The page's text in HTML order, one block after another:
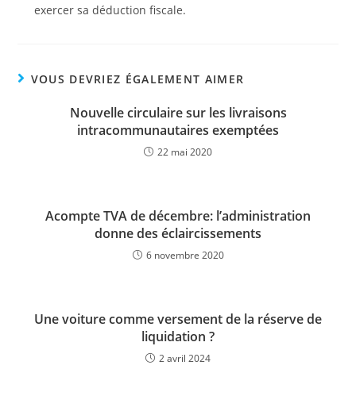
exercer sa déduction fiscale.
VOUS DEVRIEZ ÉGALEMENT AIMER
Nouvelle circulaire sur les livraisons
intracommunautaires exemptées
22 mai 2020
Acompte TVA de décembre: l’administration
donne des éclaircissements
6 novembre 2020
Une voiture comme versement de la réserve de
liquidation ?
2 avril 2024